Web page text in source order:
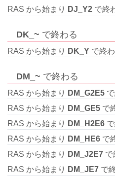
RAS から始まり
DJ_Y2 で終
DK_~ で終わる
RAS から始まり DK_Y で終
DM_~ で終わる
RAS から始まり DM_G2E5
RAS から始まり
DM_GE5 で
RAS から始まり
DM_H2E6
RAS から始まり
DM_HE6 で
RAS から始まり
DM_J2E7 で
RAS から始まり
DM_JE7 で